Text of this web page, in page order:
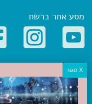
מסע אחר ברשת
קטגוריות פופולריות
יעדים
טיולים בישראל